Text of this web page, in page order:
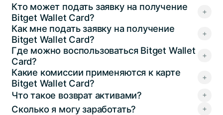
Кто может подать заявку на получение
Bitget Wallet Card?
Как мне подать заявку на получение
Bitget Wallet Card?
Где можно воспользоваться Bitget Wallet
Card?
Какие комиссии применяются к карте
Bitget Wallet Card?
Что такое возврат активами?
Сколько я могу заработать?